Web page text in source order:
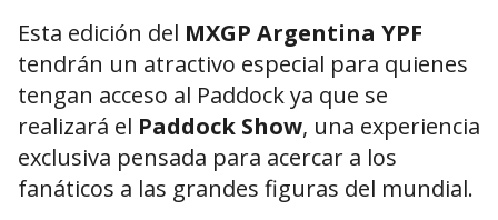
Esta edición del MXGP Argentina YPF
tendrán un atractivo especial para quienes
tengan acceso al Paddock ya que se
realizará el Paddock Show, una experiencia
exclusiva pensada para acercar a los
fanáticos a las grandes figuras del mundial.